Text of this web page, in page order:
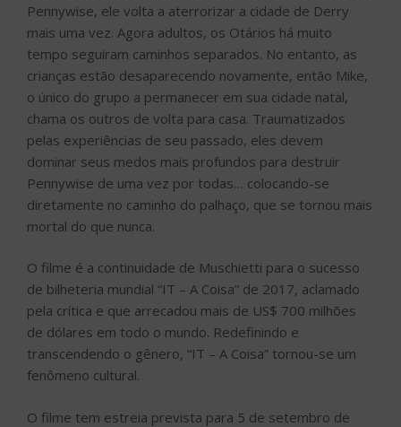
Pennywise, ele volta a aterrorizar a cidade de Derry
mais uma vez. Agora adultos, os Otários há muito
tempo seguiram caminhos separados. No entanto, as
crianças estão desaparecendo novamente, então Mike,
o único do grupo a permanecer em sua cidade natal,
chama os outros de volta para casa. Traumatizados
pelas experiências de seu passado, eles devem
dominar seus medos mais profundos para destruir
Pennywise de uma vez por todas… colocando-se
diretamente no caminho do palhaço, que se tornou mais
mortal do que nunca.
O filme é a continuidade de Muschietti para o sucesso
de bilheteria mundial “IT – A Coisa” de 2017, aclamado
pela crítica e que arrecadou mais de US$ 700 milhões
de dólares em todo o mundo. Redefinindo e
transcendendo o gênero, “IT – A Coisa” tornou-se um
fenômeno cultural.
O filme tem estreia prevista para 5 de setembro de